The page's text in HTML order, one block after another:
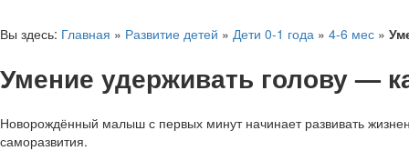
Вы здесь: Главная » Развитие детей » Дети 0-1 года » 4-6 мес »
Умение удерживать голову —
Новорождённый малыш с первых минут начинает развивать
саморазвития.